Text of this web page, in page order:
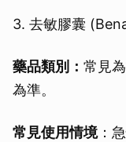
3. 去敏膠囊
藥品類別： 常見
為準。
常見使用情境：